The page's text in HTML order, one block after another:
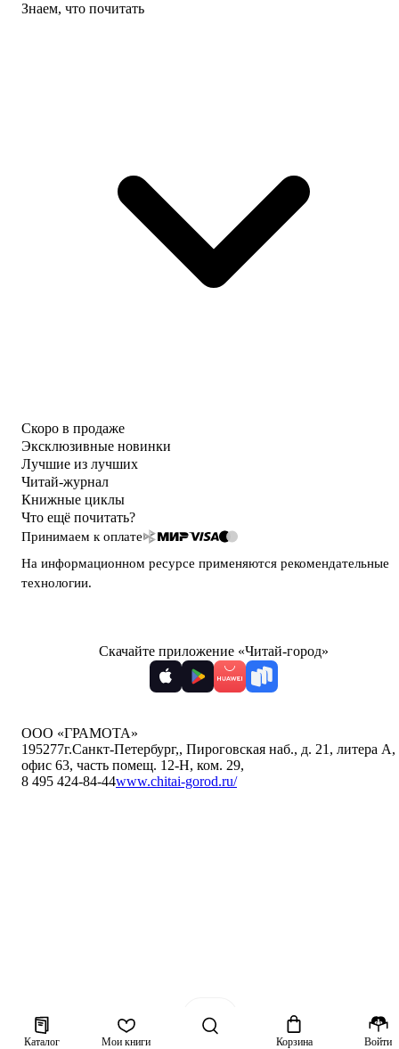
Каталог Мои книги Корзина Войти
Знаем, что почитать
Скоро в продаже
Эксклюзивные новинки
Лучшие из лучших
Читай-журнал
Книжные циклы
Что ещё почитать?
Принимаем к оплате
На информационном ресурсе применяются рекомендательные
технологии.
Скачайте приложение «Читай-город»
ООО «ГРАМОТА»
195277г.Санкт-Петербург,, Пироговская наб., д. 21, литера А,
офис 63, часть помещ. 12-Н, ком. 29,
8 495 424-84-44www.chitai-gorod.ru/